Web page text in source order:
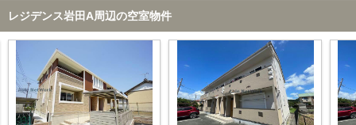
レジデンス岩田A周辺の空室物件